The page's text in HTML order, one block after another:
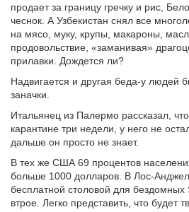
продает за границу гречку и рис,
чеснок. А Узбекистан снял все
на мясо, муку, крупы, макароны,
продовольствие, «заманивая»
прилавки. Дождется ли?
Надвигается и другая беда-у людей
заначки.
Итальянец из Палермо рассказал,
карантине три недели, у него не
дальше он просто не знает.
В тех же США 69 процентов
больше 1000 долларов. В Лос-
бесплатной столовой для
втрое. Легко представить, что будет